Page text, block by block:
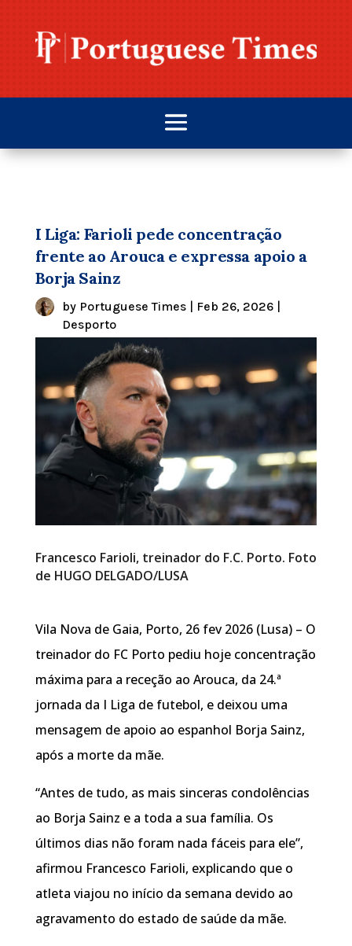
I Liga: Farioli pede concentração
frente ao Arouca e expressa apoio a
Borja Sainz
by Portuguese Times| Feb 26, 2026|
Desporto
Francesco Farioli, treinador do F.C. Porto. Foto
de HUGO DELGADO/LUSA
Vila Nova de Gaia, Porto, 26 fev 2026 (Lusa) – O
treinador do FC Porto pediu hoje concentração
máxima para a receção ao Arouca, da 24.ª
jornada da I Liga de futebol, e deixou uma
mensagem de apoio ao espanhol Borja Sainz,
após a morte da mãe.
“Antes de tudo, as mais sinceras condolências
ao Borja Sainz e a toda a sua família. Os
últimos dias não foram nada fáceis para ele”,
afirmou Francesco Farioli, explicando que o
atleta viajou no início da semana devido ao
agravamento do estado de saúde da mãe.